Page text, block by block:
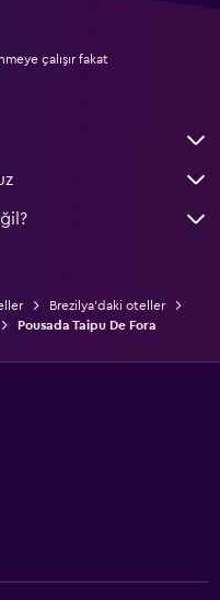
çalışır fakat
Brezilya'daki oteller
Pousada Taipu De Fora